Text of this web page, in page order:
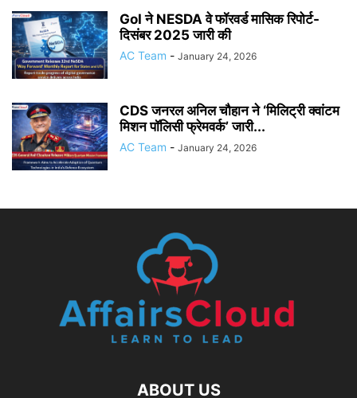
GoI ने NESDA वे फॉरवर्ड मासिक रिपोर्ट-
दिसंबर 2025 जारी की
AC Team - January 24, 2026
CDS जनरल अनिल चौहान ने ‘मिलिट्री क्वांटम
मिशन पॉलिसी फ्रेमवर्क’ जारी...
AC Team - January 24, 2026
ABOUT US